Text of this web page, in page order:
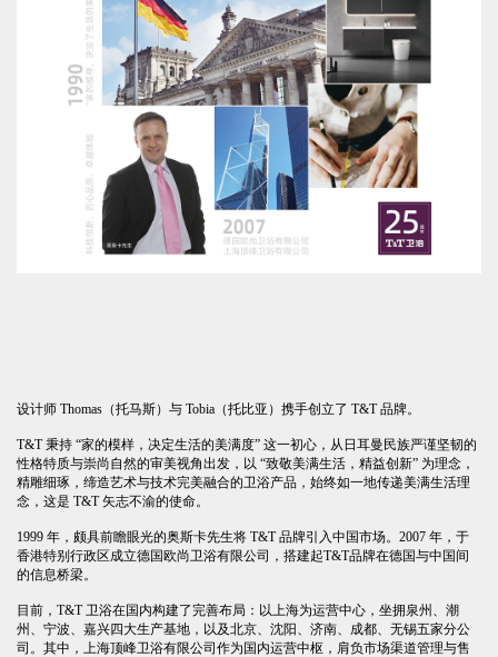
设计师 Thomas（托马斯）与 Tobia（托比亚）携手创立了 T&T 品牌。
T&T 秉持 “家的模样，决定生活的美满度” 这一初心，从日耳曼民族严谨坚韧的
性格特质与崇尚自然的审美视角出发，以 “致敬美满生活，精益创新” 为理念，
精雕细琢，缔造艺术与技术完美融合的卫浴产品，始终如一地传递美满生活理
念，这是 T&T 矢志不渝的使命。
1999 年，颇具前瞻眼光的奥斯卡先生将 T&T 品牌引入中国市场。2007 年，于
香港特别行政区成立德国欧尚卫浴有限公司，搭建起T&T品牌在德国与中国间
的信息桥梁。
目前，T&T 卫浴在国内构建了完善布局：以上海为运营中心，坐拥泉州、潮
州、宁波、嘉兴四大生产基地，以及北京、沈阳、济南、成都、无锡五家分公
司。其中，上海顶峰卫浴有限公司作为国内运营中枢，肩负市场渠道管理与售